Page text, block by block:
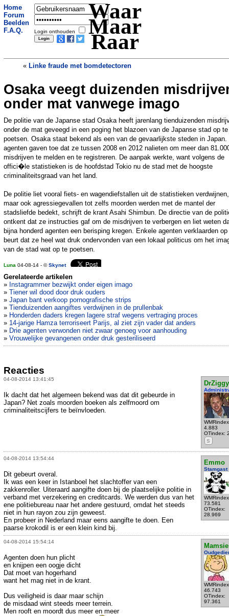
Home
Forum
Beelden
F.A.Q.
Login onthouden
Waar
Maar
Raar
« Linke fraude met bomdetectoren
Ijsje verandert van kleur als je eraan likt
»
Osaka veegt duizenden
onder mat vanwege imago
De politie van de Japanse stad Osaka heeft jarenlang tienduizenden
onder de mat geveegd in een poging het blazoen van de Japanse stad op te
poetsen. Osaka staat bekend als een van de gevaarlijkste steden in Japan.
agenten gaven toe dat ze tussen 2008 en 2012 nalieten om meer dan
misdrijven te melden en te registreren. De aanpak werkte, want volgens de
offici�le statistieken is de hoofdstad Tokio nu de stad met de hoogste
criminaliteitsgraad van het land.
De politie liet vooral fiets- en wagendiefstallen uit de statistieken verdwijnen,
maar ook agressiegevallen tot zelfs moorden werden met de mantel der
stadsliefde bedekt, schrijft de krant Asahi Shimbun. De directie van de
ontkent dat ze instructies gaf om de misdrijven te verbergen en liet weten
bijna honderd agenten een berisping kregen. Enkele agenten verklaarden op
beurt dat ze heel wat druk ondervonden van een lokaal politicus om het
van de stad wat op te poetsen.
Luna 04-08-14 - ©Skynet
Gerelateerde artikelen
» Instagrammer bezwijkt onder eigen imago
» Tiener wil dood door druk ouders
» Japan bant verkoop pornografische strips
» Tienduizenden aangiftes verdwijnen in de prullenbak
» Honderden daders kregen lagere straf wegens vertraging proces
» 14-jarige Hamza terroriseert Parijs, al ziet zijn vader dat anders
» Drie agenten verwonden niet zwaar genoeg voor aanhouding
» Vrouwelijke gevangenen onder druk gesteriliseerd
Reacties
04-08-2014 13:41:45
DrZiggy
4.883
OTindex:
S
Ik dacht dat het algemeen bekend was dat dit gebeurde in
Japan? Net zoals moorden boeken als zelfmoord om
criminaliteitscijfers te beïnvloeden.
04-08-2014 13:54:44
Emmo
Stamgast
73.581
OTindex:
28.969
Dit gebeurt overal.
Ik was een keer in Istanboel het slachtoffer van een
zakkenroller. Uiteraard aangifte doen bij de plaatselijke politie in
verband met verzekering en creditcards. We werden dus van het
ene politiebureau naar het andere gestuurd, omdat het steeds
niet in hun rayon zou zijn geweest.
En probeer in Nederland maar eens aangifte te doen. Een
paarse krokodil is er een klein kind bij.
04-08-2014 15:54:14
Mamsie
46.743
OTindex:
97.361
Agenten doen hun plicht
en knijpen een oogje dicht
Dat moet van hogerhand
want het mag niet in de krant.
Dus veiligheid is daar maar schijn
de misdaad wint steeds meer terrein.
Men rooft en moordt dus meer en meer